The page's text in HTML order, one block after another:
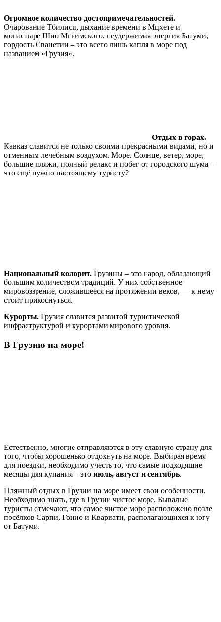
Огромное количество достопримечательностей.
Очарование Тбилиси, дыхание времени в Мцхете и
монастыре Шио Мгвимского, неудержимая энергия Батуми,
гордость Сванетии – это всего лишь капля в море под
названием «Грузия».
Отдых в горах.
Кавказ славится не только своими прекрасными видами, но и
отменным лечебным воздухом. Море. Солнце, ветер, море,
большие пляжи, полный релакс и побег от городского шума –
что ещё нужно настоящему туристу?
Национальный колорит. Грузины – это народ, обладающий
большим количеством традиций. У них собственное
мировоззрение, сложившееся на протяжении веков, — к нему
стоит прикоснуться.
Курорты. Грузия славится развитой туристической
инфраструктурой и курортами мирового уровня.
В Грузию на море!
Естественно, многие отправляются в эту славную страну для
того, чтобы хорошенько отдохнуть на море. Выбирая время
для поездки, необходимо учесть то, что самые подходящие
месяцы для купания – это июль, август и сентябрь.
Пляжный отдых в Грузии на море имеет свои особенности.
Необходимо знать, где в Грузии чистое море. Бывалые
туристы отмечают, что самое чистое море расположено возле
посёлков Сарпи, Гонио и Квариати, располагающихся к югу
от Батуми.